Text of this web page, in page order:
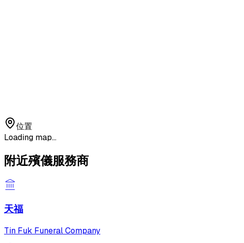
位置
Loading map...
附近殯儀服務商
天福
Tin Fuk Funeral Company